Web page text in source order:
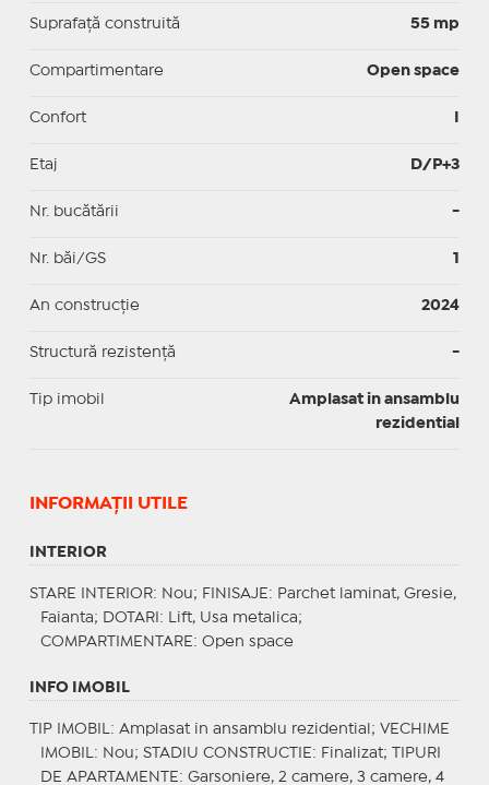
Suprafaţă construită 55 mp
Compartimentare Open space
Confort
Etaj D/P+3
Nr. bucătării -
Nr. băi/GS 1
An construcție 2024
Structură rezistență -
Tip imobil
Amplasat in ansamblu
rezidential
INFORMAŢII UTILE
INTERIOR
STARE INTERIOR: Nou; FINISAJE : Parchet laminat, Gresie,
Faianta;
DOTARI : Lift, Usa metalica;
COMPARTIMENTARE : Open space
INFO IMOBIL
TIP IMOBIL : Amplasat in ansamblu rezidential; VECHIME
IMOBIL : Nou; STADIU CONSTRUCTIE : Finalizat;
TIPURI
DE APARTAMENTE : Garsoniere, 2 camere, 3 camere, 4